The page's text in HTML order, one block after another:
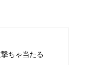
ちゃ当たる